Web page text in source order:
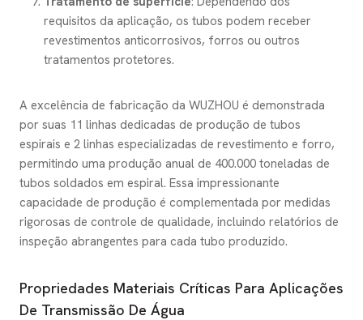
requisitos da aplicação, os tubos podem receber
revestimentos anticorrosivos, forros ou outros
tratamentos protetores.
A excelência de fabricação da WUZHOU é demonstrada
por suas 11 linhas dedicadas de produção de tubos
espirais e 2 linhas especializadas de revestimento e forro,
permitindo uma produção anual de 400.000 toneladas de
tubos soldados em espiral. Essa impressionante
capacidade de produção é complementada por medidas
rigorosas de controle de qualidade, incluindo relatórios de
inspeção abrangentes para cada tubo produzido.
Propriedades Materiais Críticas Para Aplicações
De Transmissão De Água